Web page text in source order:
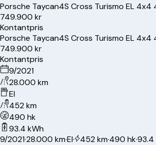
Porsche Taycan4S Cross Turismo EL 4x4
749.900 kr
Kontantpris
Porsche Taycan4S Cross Turismo EL 4x4
749.900 kr
Kontantpris
9/2021
28.000 km
El
452 km
490 hk
93.4 kWh
9/2021·28.000 km·El· 452 km·490 hk·93.4